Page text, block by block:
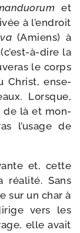
et
à l’endroit
(Amiens) à
(c’est-à-dire la
le corps
Christ, ense­
Lorsque,
de là et mon­
l’usage de
et, cette
réa­li­té. Sans
sur un char à
vers les
elle avait